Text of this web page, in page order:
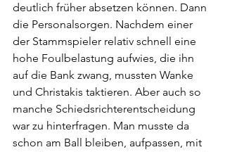
deutlich früher absetzen können. Dann
die Personalsorgen. Nachdem einer
der Stammspieler relativ schnell eine
hohe Foulbelastung aufwies, die ihn
auf die Bank zwang, mussten Wanke
und Christakis taktieren. Aber auch so
manche Schiedsrichterentscheidung
war zu hinterfragen. Man musste da
schon am Ball bleiben, aufpassen, mit